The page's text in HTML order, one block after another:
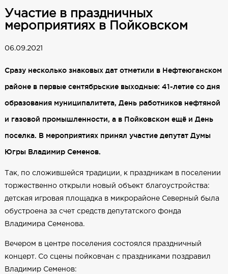
Участие в праздничных
мероприятиях в Пойковском
06.09.2021
Сразу несколько знаковых дат отметили в Нефтеюганском
районе в первые сентябрьские выходные: 41-летие со дня
образования муниципалитета, День работников нефтяной
и газовой промышленности, а в Пойковском ещё и День
поселка. В мероприятиях принял участие депутат Думы
Югры Владимир Семенов.
Так, по сложившейся традиции, к праздникам в поселении
торжественно открыли новый объект благоустройства:
детская игровая площадка в микрорайоне Северный была
обустроена за счет средств депутатского фонда
Владимира Семенова.
Вечером в центре поселения состоялся праздничный
концерт. Со сцены пойковчан с праздниками поздравил
Владимир Семенов: